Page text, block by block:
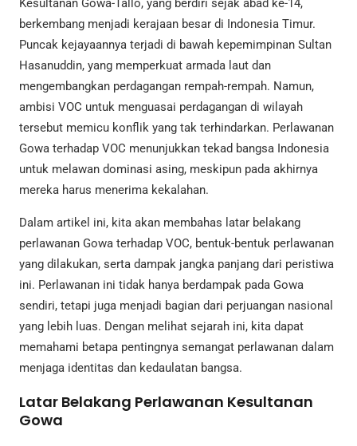
Kesultanan Gowa-Tallo, yang berdiri sejak abad ke-14,
berkembang menjadi kerajaan besar di Indonesia Timur.
Puncak kejayaannya terjadi di bawah kepemimpinan Sultan
Hasanuddin, yang memperkuat armada laut dan
mengembangkan perdagangan rempah-rempah. Namun,
ambisi VOC untuk menguasai perdagangan di wilayah
tersebut memicu konflik yang tak terhindarkan. Perlawanan
Gowa terhadap VOC menunjukkan tekad bangsa Indonesia
untuk melawan dominasi asing, meskipun pada akhirnya
mereka harus menerima kekalahan.
Dalam artikel ini, kita akan membahas latar belakang
perlawanan Gowa terhadap VOC, bentuk-bentuk perlawanan
yang dilakukan, serta dampak jangka panjang dari peristiwa
ini. Perlawanan ini tidak hanya berdampak pada Gowa
sendiri, tetapi juga menjadi bagian dari perjuangan nasional
yang lebih luas. Dengan melihat sejarah ini, kita dapat
memahami betapa pentingnya semangat perlawanan dalam
menjaga identitas dan kedaulatan bangsa.
Latar Belakang Perlawanan Kesultanan
Gowa